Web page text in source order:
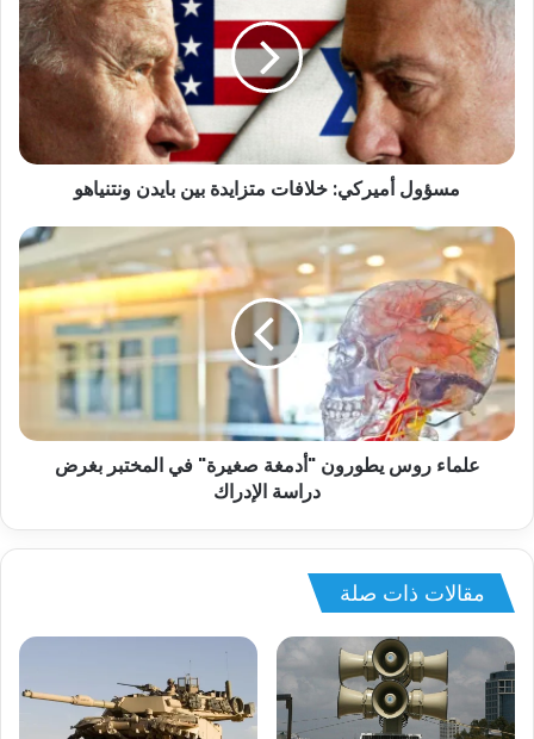
مسؤول أميركي: خلافات متزايدة بين بايدن ونتنياهو
علماء روس يطورون "أدمغة صغيرة" في المختبر بغرض
دراسة الإدراك
مقالات ذات صلة